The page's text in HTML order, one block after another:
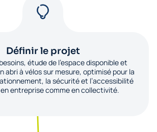
Définir le projet
étude de l’espace disponible et
abri à vélos sur mesure, optimisé pour la
la sécurité et l’accessibilité
entreprise comme en collectivité.